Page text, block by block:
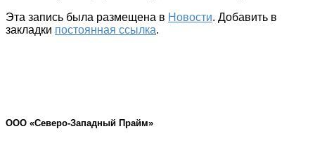
Эта запись была размещена в Новости. Добавить в
закладки постоянная ссылка.
ООО «Северо-Западный Прайм»